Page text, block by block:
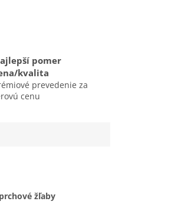
pomer
kvalita
prevedenie za
cenu
žľaby